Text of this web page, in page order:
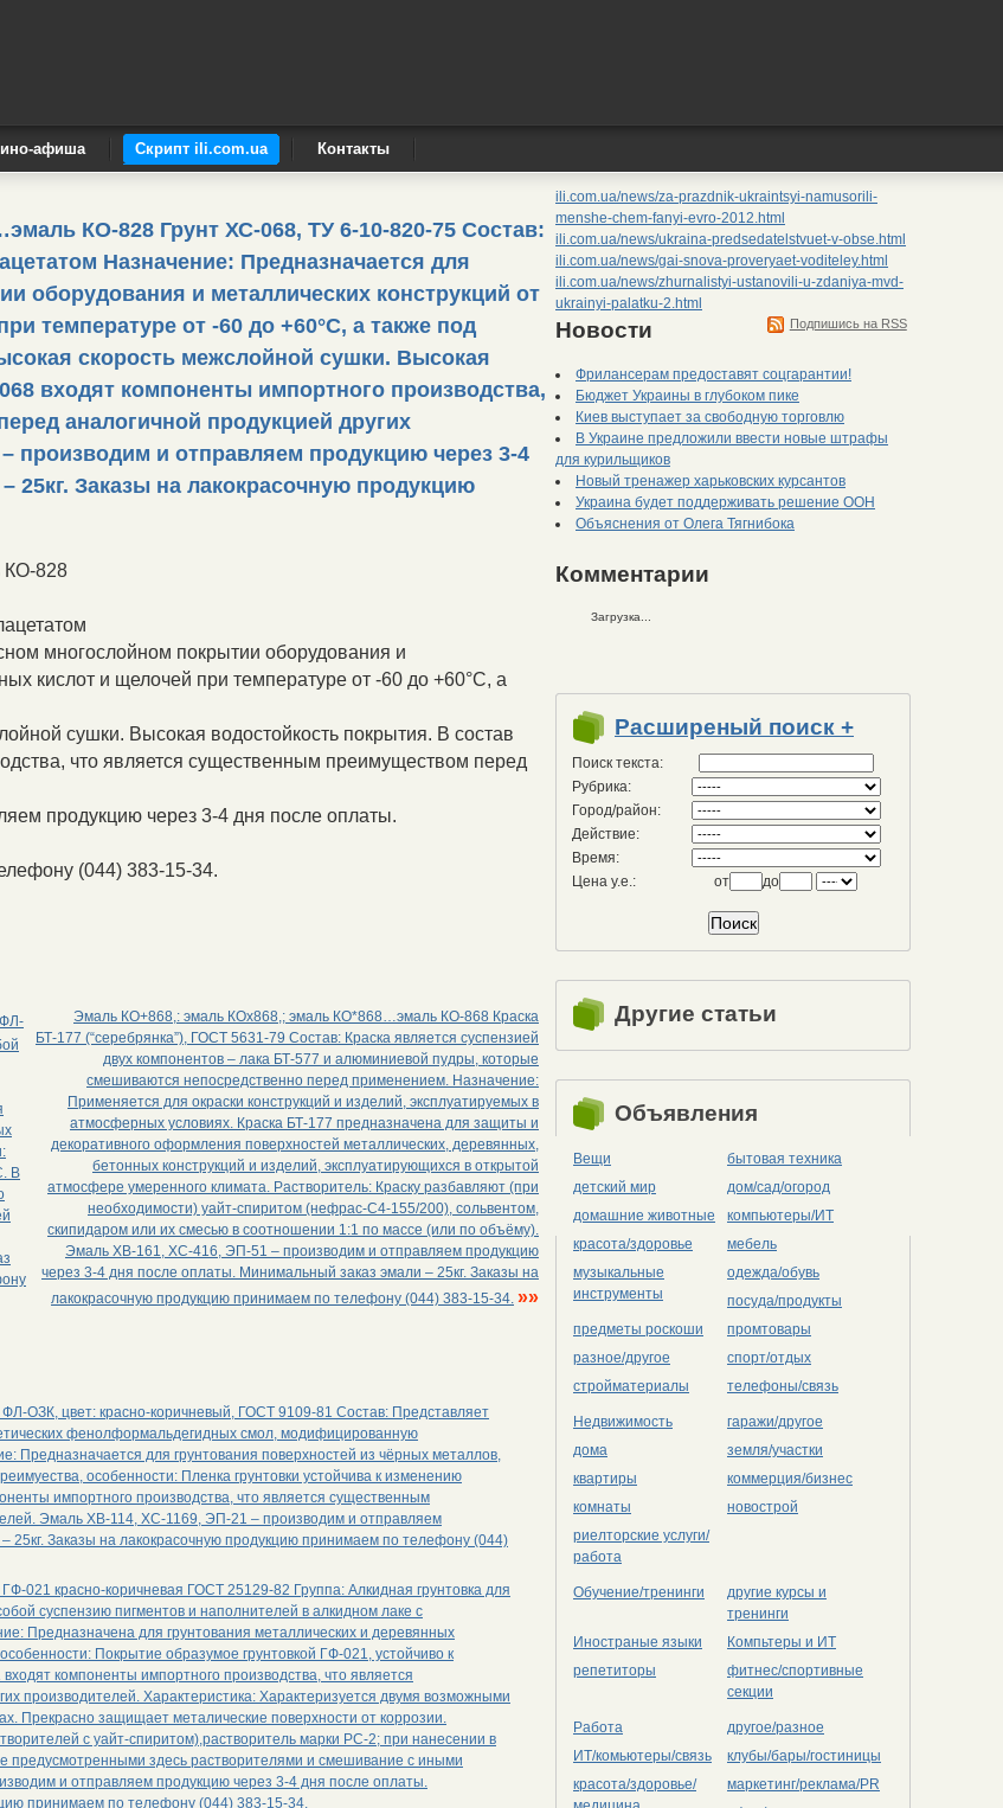
афиша Скрипт ili.com.ua Контакты
КО-828 Грунт ХС-068, ТУ 6-10-820-75 Состав:
Назначение: Предназначается для
оборудования и металлических конструкций от
температуре от -60 до +60°С, а также под
скорость межслойной сушки. Высокая
входят компоненты импортного производства,
аналогичной продукцией других
производим и отправляем продукцию через 3-4
Заказы на лакокрасочную продукцию
КО-828
многослойном покрытии оборудования и
кислот и щелочей при температуре от -60 до +60°С, а
сушки. Высокая водостойкость покрытия. В состав
что является существенным преимуществом перед
продукцию через 3-4 дня после оплаты.
(044) 383-15-34.
В
Эмаль КО+868,: эмаль КОх868,; эмаль КО*868…эмаль КО-868 Краска
БТ-177 (“серебрянка”), ГОСТ 5631-79 Состав: Краска является суспензией
двух компонентов – лака БТ-577 и алюминиевой пудры, которые
смешиваются непосредственно перед применением. Назначение:
Применяется для окраски конструкций и изделий, эксплуатируемых в
атмосферных условиях. Краска БТ-177 предназначена для защиты и
декоративного оформления поверхностей металлических, деревянных,
бетонных конструкций и изделий, эксплуатирующихся в открытой
атмосфере умеренного климата. Растворитель: Краску разбавляют (при
необходимости) уайт-спиритом (нефрас-С4-155/200), сольвентом,
скипидаром или их смесью в соотношении 1:1 по массе (или по объёму).
Эмаль ХВ-161, ХС-416, ЭП-51 – производим и отправляем продукцию
через 3-4 дня после оплаты. Минимальный заказ эмали – 25кг. Заказы на
лакокрасочную продукцию принимаем по телефону (044) 383-15-34. »»
ОЗК, цвет: красно-коричневый, ГОСТ 9109-81 Состав: Представляет
фенолформальдегидных смол, модифицированную
для грунтования поверхностей из чёрных металлов,
особенности: Пленка грунтовки устойчива к изменению
импортного производства, что является существенным
Эмаль ХВ-114, ХС-1169, ЭП-21 – производим и отправляем
Заказы на лакокрасочную продукцию принимаем по телефону (044)
красно-коричневая ГОСТ 25129-82 Группа: Алкидная грунтовка для
суспензию пигментов и наполнителей в алкидном лаке с
Предназначена для грунтования металлических и деревянных
Покрытие образумое грунтовкой ГФ-021, устойчиво к
компоненты импортного производства, что является
производителей. Характеристика: Характеризуется двумя возможными
Прекрасно защищает металические поверхности от коррозии.
с уайт-спиритом),растворитель марки РС-2; при нанесении в
предусмотренными здесь растворителями и смешивание с иными
и отправляем продукцию через 3-4 дня после оплаты.
принимаем по телефону (044) 383-15-34.
ili.com.ua/news/za-prazdnik-ukraintsyi-namusorili-
menshe-chem-fanyi-evro-2012.html
ili.com.ua/news/ukraina-predsedatelstvuet-v-obse.html
ili.com.ua/news/gai-snova-proveryaet-voditeley.html
ili.com.ua/news/zhurnalistyi-ustanovili-u-zdaniya-mvd-
ukrainyi-palatku-2.html
Подпишись на RSS
Новости
Фрилансерам предоставят соцгарантии!
Бюджет Украины в глубоком пике
Киев выступает за свободную торговлю
В Украине предложили ввести новые штрафы
для курильщиков
Новый тренажер харьковских курсантов
Украина будет поддерживать решение ООН
Объяснения от Олега Тягнибока
Комментарии
Загрузка...
Расширеный поиск +
Поиск текста:
Рубрика:
Город/район:
Действие:
Время:
Цена у.е.:
от до
Другие статьи
Объявления
Вещи
бытовая техника
детский мир
дом/сад/огород
домашние животные
компьютеры/ИТ
красота/здоровье
мебель
музыкальные
инструменты
одежда/обувь
посуда/продукты
предметы роскоши
промтовары
разное/другое
спорт/отдых
стройматериалы
телефоны/связь
Недвижимость
гаражи/другое
дома
земля/участки
квартиры
коммерция/бизнес
комнаты
новострой
риелторские услуги/
работа
Обучение/тренинги
другие курсы и
тренинги
Иностраные языки
Компьтеры и ИТ
репетиторы
фитнес/спортивные
секции
Работа
другое/разное
ИТ/комьютеры/связь
клубы/бары/гостиницы
красота/здоровье/
маркетинг/реклама/PR